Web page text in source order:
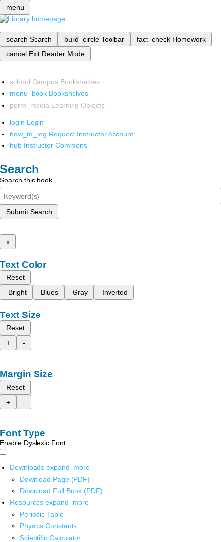
menu
search Search build_circle Toolbar fact_check Homework
cancel Exit Reader Mode
school Campus Bookshelves
menu_book Bookshelves
perm_media Learning Objects
login Login
how_to_reg Request Instructor Account
hub Instructor Commons
Search
Search this book
Submit Search
x
Text Color
Reset
Bright
Blues Gray Inverted
Text Size
Reset
+
-
Margin Size
Reset
+
-
Font Type
Enable Dyslexic Font
Downloads expand_more
Download Page (PDF)
Download Full Book (PDF)
Resources expand_more
Periodic Table
Physics Constants
Scientific Calculator